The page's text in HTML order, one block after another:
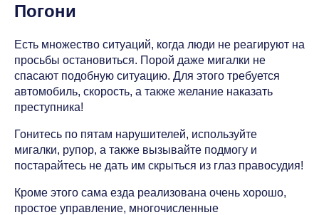
Погони
Есть множество ситуаций, когда люди не реагируют на
просьбы остановиться. Порой даже мигалки не
спасают подобную ситуацию. Для этого требуется
автомобиль, скорость, а также желание наказать
преступника!
Гонитесь по пятам нарушителей, используйте
мигалки, рупор, а также вызывайте подмогу и
постарайтесь не дать им скрыться из глаз правосудия!
Кроме этого сама езда реализована очень хорошо,
простое управление, многочисленные